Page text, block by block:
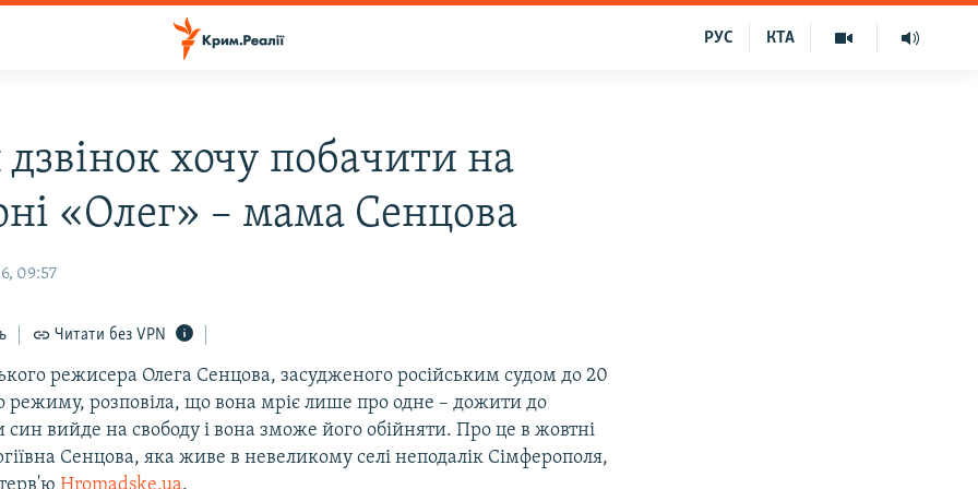
КТА
РУС
хочу побачити на
«Олег» – мама Сенцова
09:57
Читати без VPN
режисера Олега Сенцова, засудженого російським судом до 20
режиму, розповіла, що вона мріє лише про одне – дожити до
вийде на свободу і вона зможе його обійняти. Про це в жовтні
Сенцова, яка живе в невеликому селі неподалік Сімферополя,